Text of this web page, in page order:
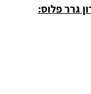
גרר פלוס: